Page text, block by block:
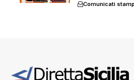
Comunicati